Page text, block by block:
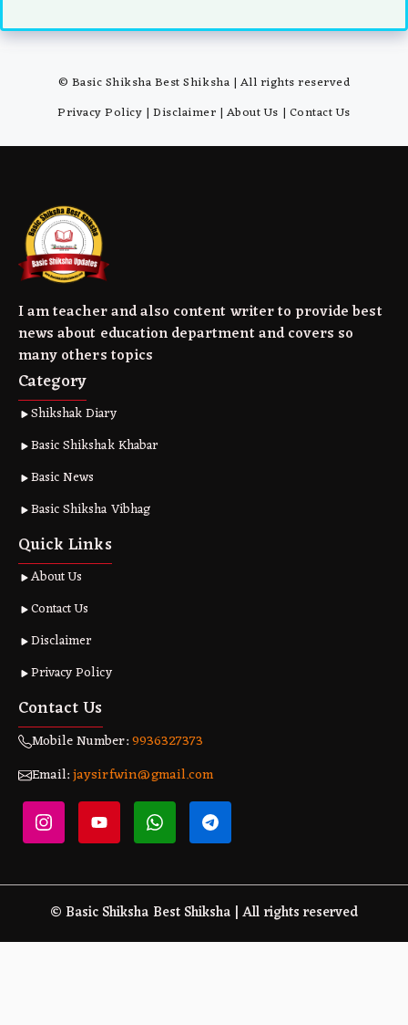
© Basic Shiksha Best Shiksha | All rights reserved
Privacy Policy |Disclaimer | About Us | Contact Us
I am teacher and also content writer to provide best
news about education department and covers so
many others topics
Category
Shikshak Diary
Basic Shikshak Khabar
Basic News
Basic Shiksha Vibhag
Quick Links
About Us
Contact Us
Disclaimer
Privacy Policy
Contact Us
Mobile Number:9936327373
Email:jaysirfwin@gmail.com
© Basic Shiksha Best Shiksha | All rights reserved